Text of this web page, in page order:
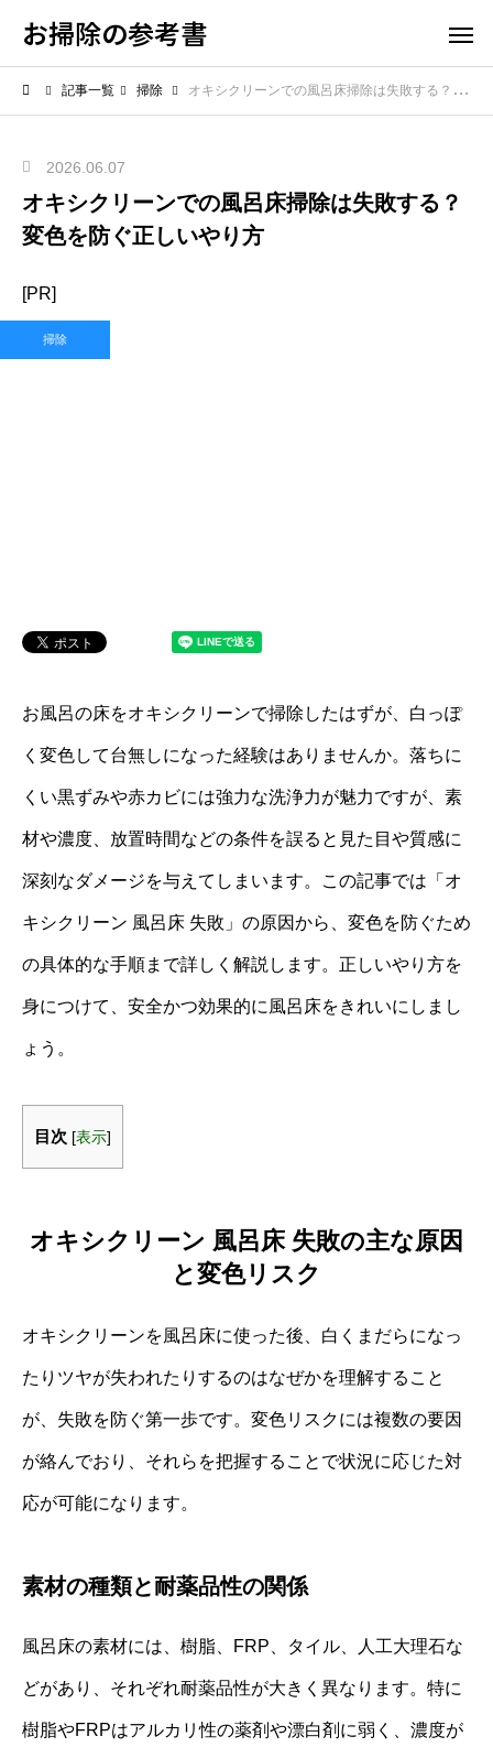
お掃除の参考書
記事一覧 掃除 オキシクリーンでの風呂床掃除は失敗する？変色を防ぐ正しいやり方
2026.06.07
オキシクリーンでの風呂床掃除は失敗する？
変色を防ぐ正しいやり方
[PR]
掃除
お風呂の床をオキシクリーンで掃除したはずが、白っぽ
く変色して台無しになった経験はありませんか。落ちに
くい黒ずみや赤カビには強力な洗浄力が魅力ですが、素
材や濃度、放置時間などの条件を誤ると見た目や質感に
深刻なダメージを与えてしまいます。この記事では「オ
キシクリーン 風呂床 失敗」の原因から、変色を防ぐため
の具体的な手順まで詳しく解説します。正しいやり方を
身につけて、安全かつ効果的に風呂床をきれいにしまし
ょう。
目次 [表示]
オキシクリーン 風呂床 失敗の主な原因
と変色リスク
オキシクリーンを風呂床に使った後、白くまだらになっ
たりツヤが失われたりするのはなぜかを理解すること
が、失敗を防ぐ第一歩です。変色リスクには複数の要因
が絡んでおり、それらを把握することで状況に応じた対
応が可能になります。
素材の種類と耐薬品性の関係
風呂床の素材には、樹脂、FRP、タイル、人工大理石な
どがあり、それぞれ耐薬品性が大きく異なります。特に
樹脂やFRPはアルカリ性の薬剤や漂白剤に弱く、濃度が